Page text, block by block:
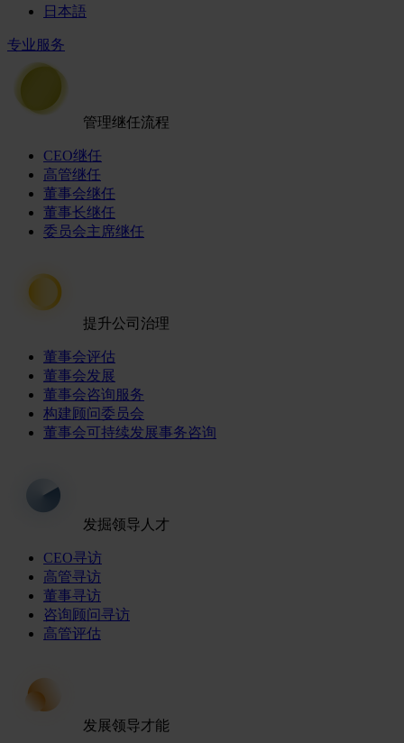
日本語
专业服务
管理继任流程
CEO继任
高管继任
董事会继任
董事长继任
委员会主席继任
提升公司治理
董事会评估
董事会发展
董事会咨询服务
构建顾问委员会
董事会可持续发展事务咨询
发掘领导人才
CEO寻访
高管寻访
董事寻访
咨询顾问寻访
高管评估
发展领导才能